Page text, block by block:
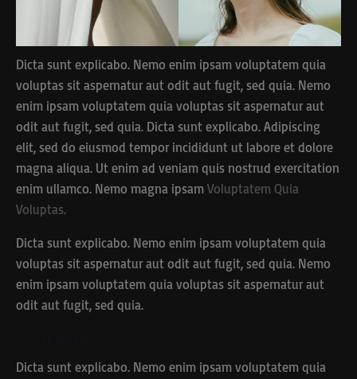
Dicta sunt explicabo. Nemo enim ipsam voluptatem quia
voluptas sit aspernatur aut odit aut fugit, sed quia. Nemo
enim ipsam voluptatem quia voluptas sit aspernatur aut
odit aut fugit, sed quia. Dicta sunt explicabo. Adipiscing
elit, sed do eiusmod tempor incididunt ut labore et dolore
magna aliqua. Ut enim ad veniam quis nostrud exercitation
enim ullamco. Nemo magna ipsam Voluptatem Quia
Voluptas.
Dicta sunt explicabo. Nemo enim ipsam voluptatem quia
voluptas sit aspernatur aut odit aut fugit, sed quia. Nemo
enim ipsam voluptatem quia voluptas sit aspernatur aut
odit aut fugit, sed quia.
Dicta sunt explicabo. Nemo enim ipsam voluptatem quia